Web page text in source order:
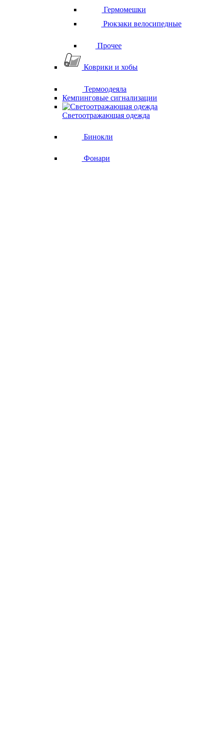
Гермомешки
Рюкзаки велосипедные
Прочее
Коврики и хобы
Термоодеяла
Кемпинговые сигнализации
Светоотражающая одежда
Бинокли
Фонари